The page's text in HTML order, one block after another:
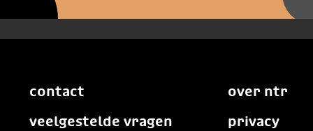
contact
veelgestelde vragen
over ntr
privacy